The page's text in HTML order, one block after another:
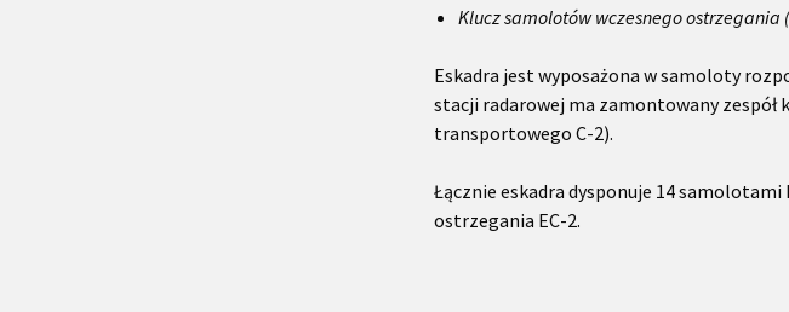
Klucz samolotów wczesnego ostrzegania
Eskadra jest wyposażona w samoloty
stacji radarowej ma zamontowany
transportowego C-2).
Łącznie eskadra dysponuje 14
ostrzegania EC-2.